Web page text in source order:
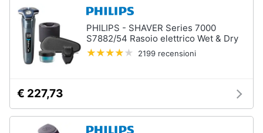
PHILIPS - SHAVER Series 7000
S7882/54 Rasoio elettrico Wet & Dry
2199 recensioni
€ 227,73